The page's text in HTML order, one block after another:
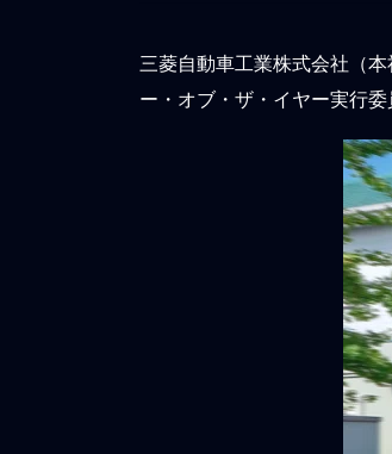
三菱自動車工業株式会社（
ー・オブ・ザ・イヤー実行